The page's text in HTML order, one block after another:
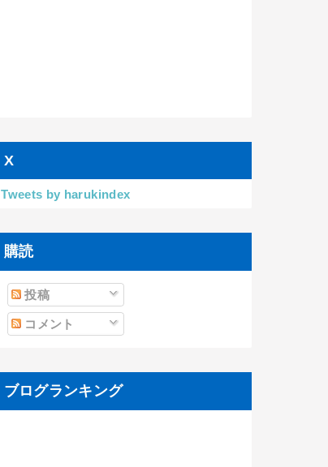
X
Tweets by harukindex
購読
投稿
コメント
ブログランキング